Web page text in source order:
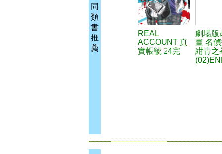
同
類
書
推
薦
REAL
ACCOUNT 真
實帳號 24完
劇場版
畫 名
紺青之